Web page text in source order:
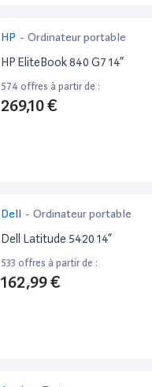
HP - Ordinateur portable
HP EliteBook 840 G7 14”
574 offres à partir de :
269,10 €
Dell - Ordinateur portable
Dell Latitude 5420 14”
533 offres à partir de :
162,99 €